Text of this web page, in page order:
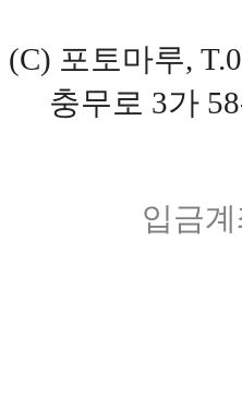
(C) 포토마루,
충무로 3가
입금